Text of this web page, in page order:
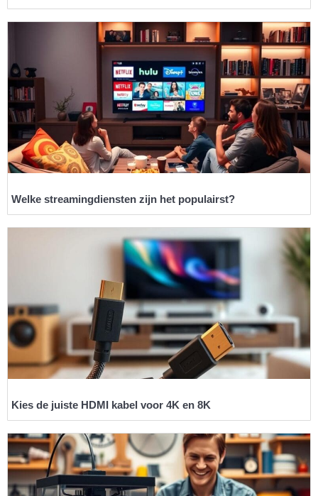
Welke streamingdiensten zijn het populairst?
Kies de juiste HDMI kabel voor 4K en 8K